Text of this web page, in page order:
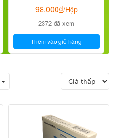
98.000₫/Hộp
2372 đã xem
Thêm vào giỏ hàng